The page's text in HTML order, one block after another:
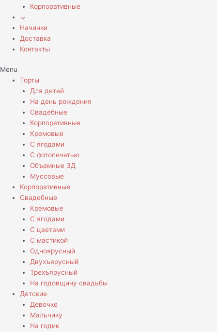
Корпоративные
↓
Начинки
Доставка
Контакты
Menu
Торты
Для детей
На день рождения
Свадебные
Корпоративные
Кремовые
С ягодами
С фотопечатью
Объемные 3Д
Муссовые
Корпоративные
Свадебные
Кремовые
С ягодами
С цветами
С мастикой
Одноярусный
Двухъярусный
Трехъярусный
На годовщину свадьбы
Детские
Девочке
Мальчику
На годик